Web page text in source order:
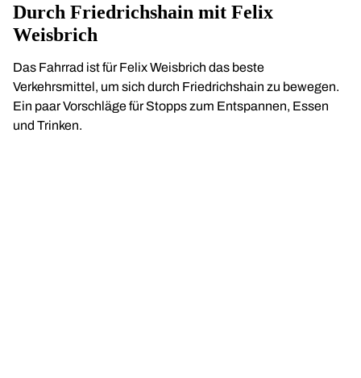
Durch Friedrichshain mit Felix
Weisbrich
Das Fahrrad ist für Felix Weisbrich das beste
Verkehrsmittel, um sich durch Friedrichshain zu bewegen.
Ein paar Vorschläge für Stopps zum Entspannen, Essen
und Trinken.